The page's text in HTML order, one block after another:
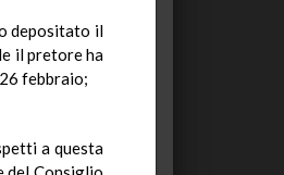
depositato il
il pretore ha
febbraio;
a questa